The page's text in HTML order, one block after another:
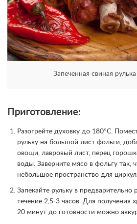
Запеченная свиная
Приготовление:
Разогрейте духовку до 180°C.
рульку на большой лист фольги,
овощи, лавровый лист, перец
воды. Заверните мясо в фольгу так,
небольшое пространство для
Запекайте рульку в предварительно
течение 2,5-3 часов. Для получения
20 минут до готовности можно